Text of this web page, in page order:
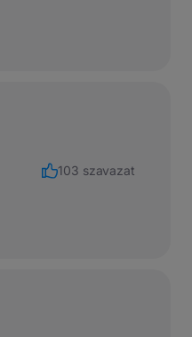
103 szavazat